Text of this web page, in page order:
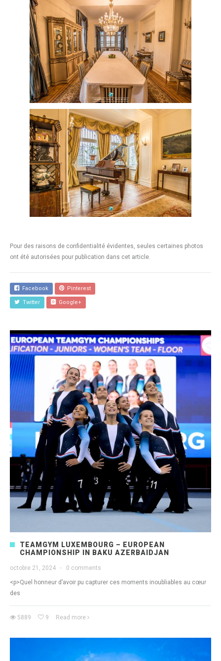
Pour des raisons de confidentialité évidentes, seules certaines photos
ont été autorisées pour publication dans cet article.
Facebook Pinterest
Twitter Google+
TEAMGYM LUXEMBOURG – EUROPEAN
CHAMPIONSHIP IN BAKU AZERBAIDJAN
octobre 21, 2024 · 0 comments
<p>Quel honneur d’avoir pu capturer ces moments inoubliables au cœur
des
5889 9 Read more